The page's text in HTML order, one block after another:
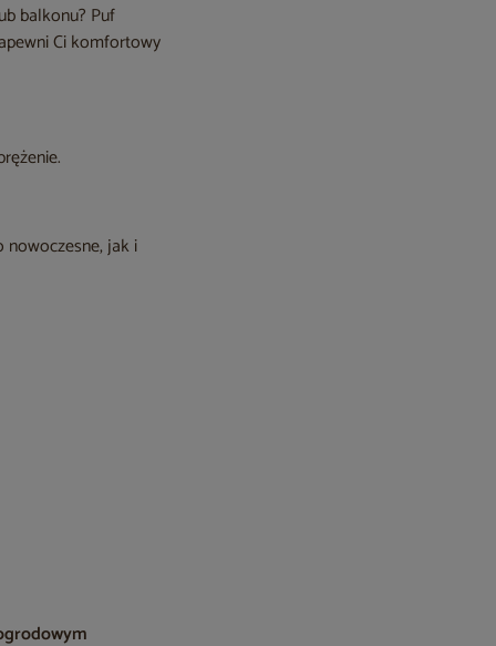
balkonu? Puf
Ci komfortowy
jak i